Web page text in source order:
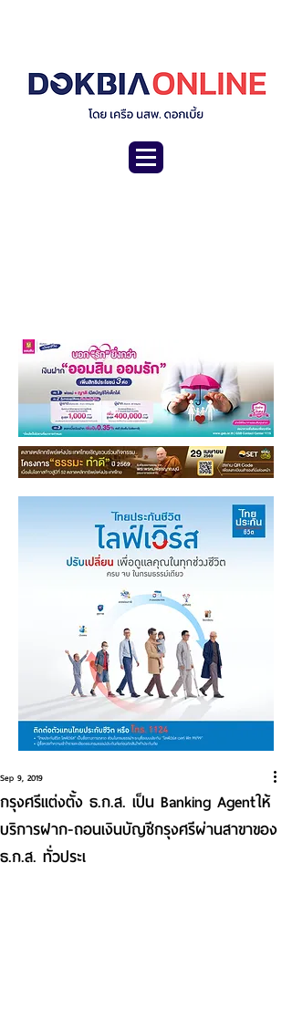
กรุงศรีแต่งตั้ง ธ.ก.ส. เป็น Banking Agentให้
บริการฝาก-ถอนเงินบัญชีกรุงศรีผ่านสาขาของ
ธ.ก.ส. ทั่วประเ
Sep 9, 2019